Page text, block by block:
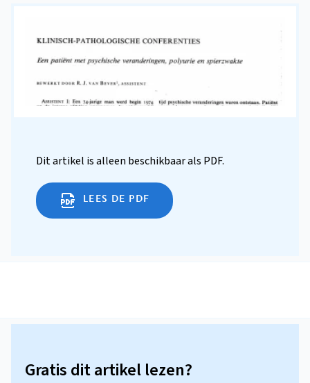
Dit artikel is alleen beschikbaar als PDF.
LEES DE PDF
Gratis dit artikel lezen?